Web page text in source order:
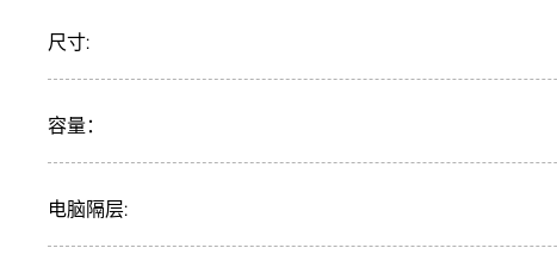
尺寸:
容量：
电脑隔层: